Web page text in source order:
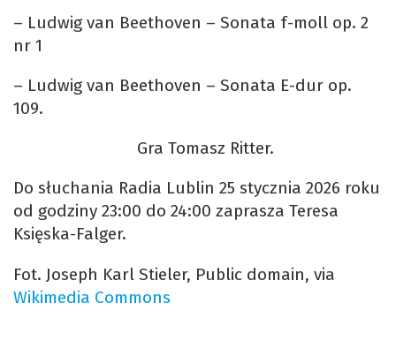
– Ludwig van Beethoven – Sonata f-moll op. 2
nr 1
– Ludwig van Beethoven – Sonata E-dur op.
109.
Gra Tomasz Ritter.
Do słuchania Radia Lublin 25 stycznia 2026 roku
od godziny 23:00 do 24:00 zaprasza Teresa
Księska-Falger.
Fot. Joseph Karl Stieler, Public domain, via
Wikimedia Commons